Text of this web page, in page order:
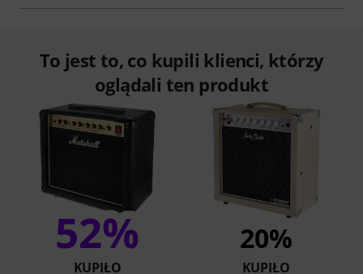
To jest to, co kupili klienci, którzy
oglądali ten produkt
52%
KUPIŁO
20%
KUPIŁO